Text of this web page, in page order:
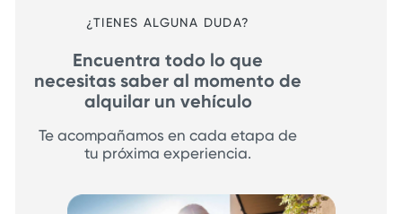
¿TIENES ALGUNA DUDA?
Encuentra todo lo que
necesitas saber al momento de
alquilar un vehículo
Te acompañamos en cada etapa de
tu próxima experiencia.